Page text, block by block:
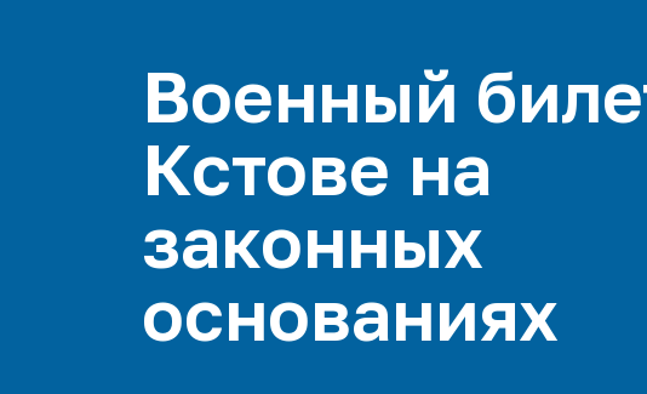
Военный
Кстове на
законных
основаниях